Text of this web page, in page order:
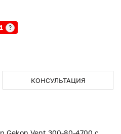
?
КОНСУЛЬТАЦИЯ